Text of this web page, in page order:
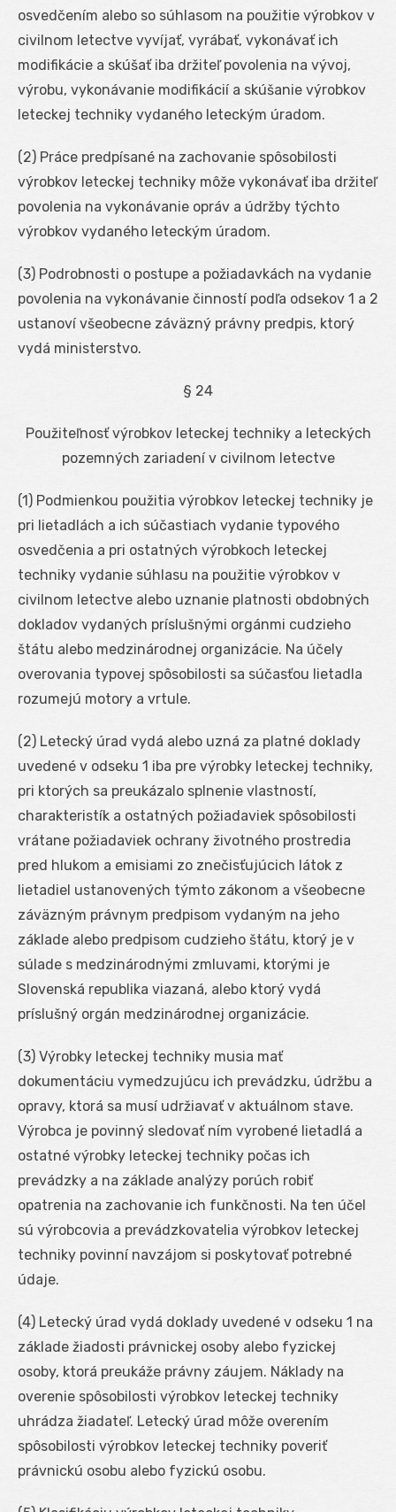
osvedčením alebo so súhlasom na použitie výrobkov v
civilnom letectve vyvíjať, vyrábať, vykonávať ich
modifikácie a skúšať iba držiteľ povolenia na vývoj,
výrobu, vykonávanie modifikácií a skúšanie výrobkov
leteckej techniky vydaného leteckým úradom.
(2) Práce predpísané na zachovanie spôsobilosti
výrobkov leteckej techniky môže vykonávať iba držiteľ
povolenia na vykonávanie opráv a údržby týchto
výrobkov vydaného leteckým úradom.
(3) Podrobnosti o postupe a požiadavkách na vydanie
povolenia na vykonávanie činností podľa odsekov 1 a 2
ustanoví všeobecne záväzný právny predpis, ktorý
vydá ministerstvo.
§ 24
Použiteľnosť výrobkov leteckej techniky a leteckých
pozemných zariadení v civilnom letectve
(1) Podmienkou použitia výrobkov leteckej techniky je
pri lietadlách a ich súčastiach vydanie typového
osvedčenia a pri ostatných výrobkoch leteckej
techniky vydanie súhlasu na použitie výrobkov v
civilnom letectve alebo uznanie platnosti obdobných
dokladov vydaných príslušnými orgánmi cudzieho
štátu alebo medzinárodnej organizácie. Na účely
overovania typovej spôsobilosti sa súčasťou lietadla
rozumejú motory a vrtule.
(2) Letecký úrad vydá alebo uzná za platné doklady
uvedené v odseku 1 iba pre výrobky leteckej techniky,
pri ktorých sa preukázalo splnenie vlastností,
charakteristík a ostatných požiadaviek spôsobilosti
vrátane požiadaviek ochrany životného prostredia
pred hlukom a emisiami zo znečisťujúcich látok z
lietadiel ustanovených týmto zákonom a všeobecne
záväzným právnym predpisom vydaným na jeho
základe alebo predpisom cudzieho štátu, ktorý je v
súlade s medzinárodnými zmluvami, ktorými je
Slovenská republika viazaná, alebo ktorý vydá
príslušný orgán medzinárodnej organizácie.
(3) Výrobky leteckej techniky musia mať
dokumentáciu vymedzujúcu ich prevádzku, údržbu a
opravy, ktorá sa musí udržiavať v aktuálnom stave.
Výrobca je povinný sledovať ním vyrobené lietadlá a
ostatné výrobky leteckej techniky počas ich
prevádzky a na základe analýzy porúch robiť
opatrenia na zachovanie ich funkčnosti. Na ten účel
sú výrobcovia a prevádzkovatelia výrobkov leteckej
techniky povinní navzájom si poskytovať potrebné
údaje.
(4) Letecký úrad vydá doklady uvedené v odseku 1 na
základe žiadosti právnickej osoby alebo fyzickej
osoby, ktorá preukáže právny záujem. Náklady na
overenie spôsobilosti výrobkov leteckej techniky
uhrádza žiadateľ. Letecký úrad môže overením
spôsobilosti výrobkov leteckej techniky poveriť
právnickú osobu alebo fyzickú osobu.